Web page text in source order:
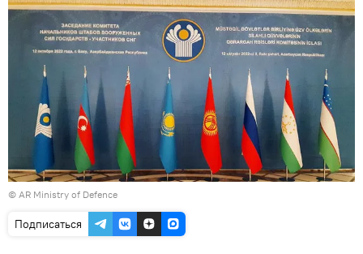
© AR Ministry of Defence
Подписаться